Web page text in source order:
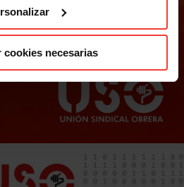
cookies necesarias